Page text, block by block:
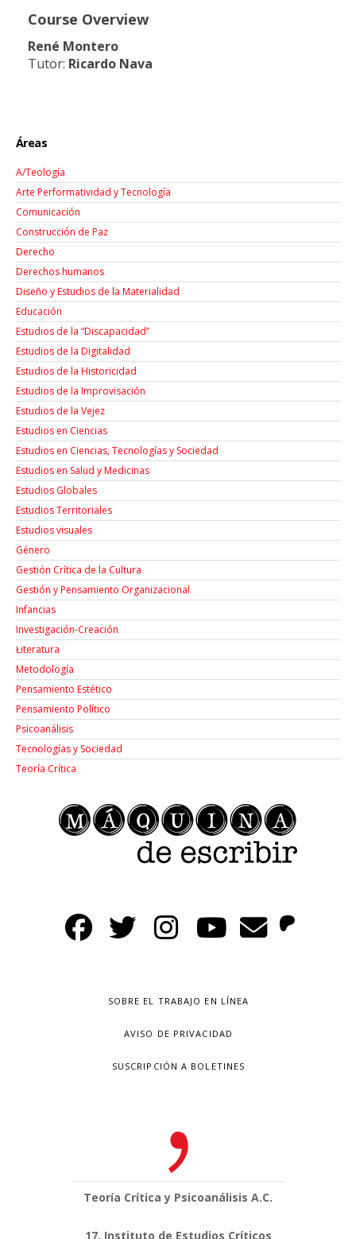
Course Overview
René Montero
Tutor: Ricardo Nava
Áreas
A/Teología
Arte Performatividad y Tecnología
Comunicación
Construcción de Paz
Derecho
Derechos humanos
Diseño y Estudios de la Materialidad
Educación
Estudios de la “Discapacidad”
Estudios de la Digitalidad
Estudios de la Historicidad
Estudios de la Improvisación
Estudios de la Vejez
Estudios en Ciencias
Estudios en Ciencias, Tecnologías y Sociedad
Estudios en Salud y Medicinas
Estudios Globales
Estudios Territoriales
Estudios visuales
Género
Gestión Crítica de la Cultura
Gestión y Pensamiento Organizacional
Infancias
Investigación-Creación
Łiteratura
Metodología
Pensamiento Estético
Pensamiento Político
Psicoanálisis
Tecnologías y Sociedad
Teoría Crítica
SOBRE EL TRABAJO EN LÍNEA
AVISO DE PRIVACIDAD
SUSCRIPCIÓN A BOLETINES
Teoría Crítica y Psicoanálisis A.C.
17, Instituto de Estudios Críticos